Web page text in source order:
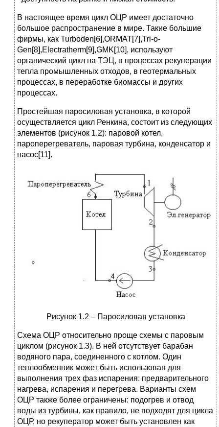
В настоящее время цикл ОЦР имеет достаточно
большое распространение в мире. Такие большие
фирмы, как Turboden[6],ORMAT[7],Tri-o-
Gen[8],Electratherm[9],GMK[10], используют
органический цикл на ТЭЦ, в процессах рекуперации
тепла промышленных отходов, в геотермальных
процессах, в переработке биомассы и других
процессах.
Простейшая паросиловая установка, в которой
осуществляется цикл Ренкина, состоит из следующих
элементов (рисунок 1.2): паровой котел,
пароперегреватель, паровая турбина, конденсатор и
насос[11].
Рисунок 1.2 – Паросиловая установка
Схема ОЦР относительно проще схемы с паровым
циклом (рисунок 1.3). В ней отсутствует барабан
водяного пара, соединенного с котлом. Один
теплообменник может быть использован для
выполнения трех фаз испарения: предварительного
нагрева, испарения и перегрева. Варианты схем
ОЦР также более ограничены: подогрев и отвод
воды из турбины, как правило, не подходят для цикла
ОЦР, но рекуператор может быть установлен как